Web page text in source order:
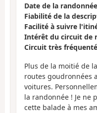
Date de la randonnée
Fiabilité de la
Facilité à suivre
Intérêt du circuit de
Circuit très fréquenté
Plus de la moitié de
routes goudronnées
voitures.
la randonnée ! Je ne
cette balade à mes